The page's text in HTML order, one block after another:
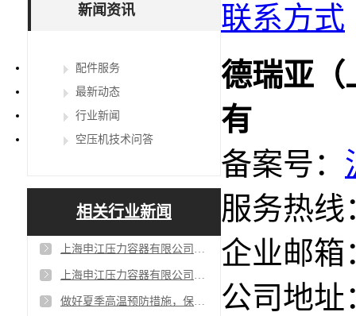
新闻资讯
配件服务
最新动态
行业新闻
空压机技术问答
相关行业新闻
上海申江压力容器有限公司在苏州有维修部吗？
上海申江压力容器有限公司与百年申江是一家公司吗?
做好夏季高温预防措施，保证空压机平稳度夏
联系方式
德瑞亚（
有
备案号：
服务热线
企业邮箱
公司地址